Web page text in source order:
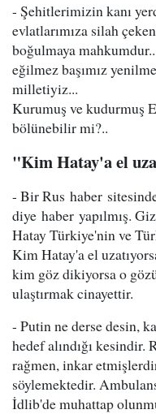
- Şehitlerimizin kanı
evlatlarımıza silah
boğulmaya
eğilmez başımız
milletiyiz...
Kurumuş ve kudurmuş
bölünebilir mi?..
"Kim Hatay'a el
- Bir Rus haber
diye haber yapılmış.
Hatay Türkiye'nin ve
Kim Hatay'a el
kim göz dikiyorsa o
ulaştırmak cinayettir.
- Putin ne derse desin,
hedef alındığı
rağmen, inkar
söylemektedir.
İdlib'de muhattap